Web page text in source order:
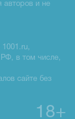
авторов и не
РФ, в том числе,
сайте без
18+